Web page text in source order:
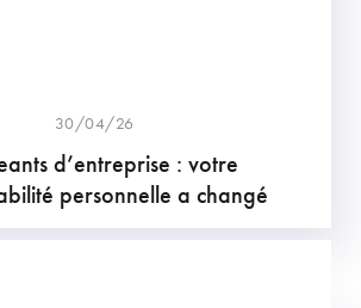
30/04/26
d’entreprise : votre
personnelle a changé